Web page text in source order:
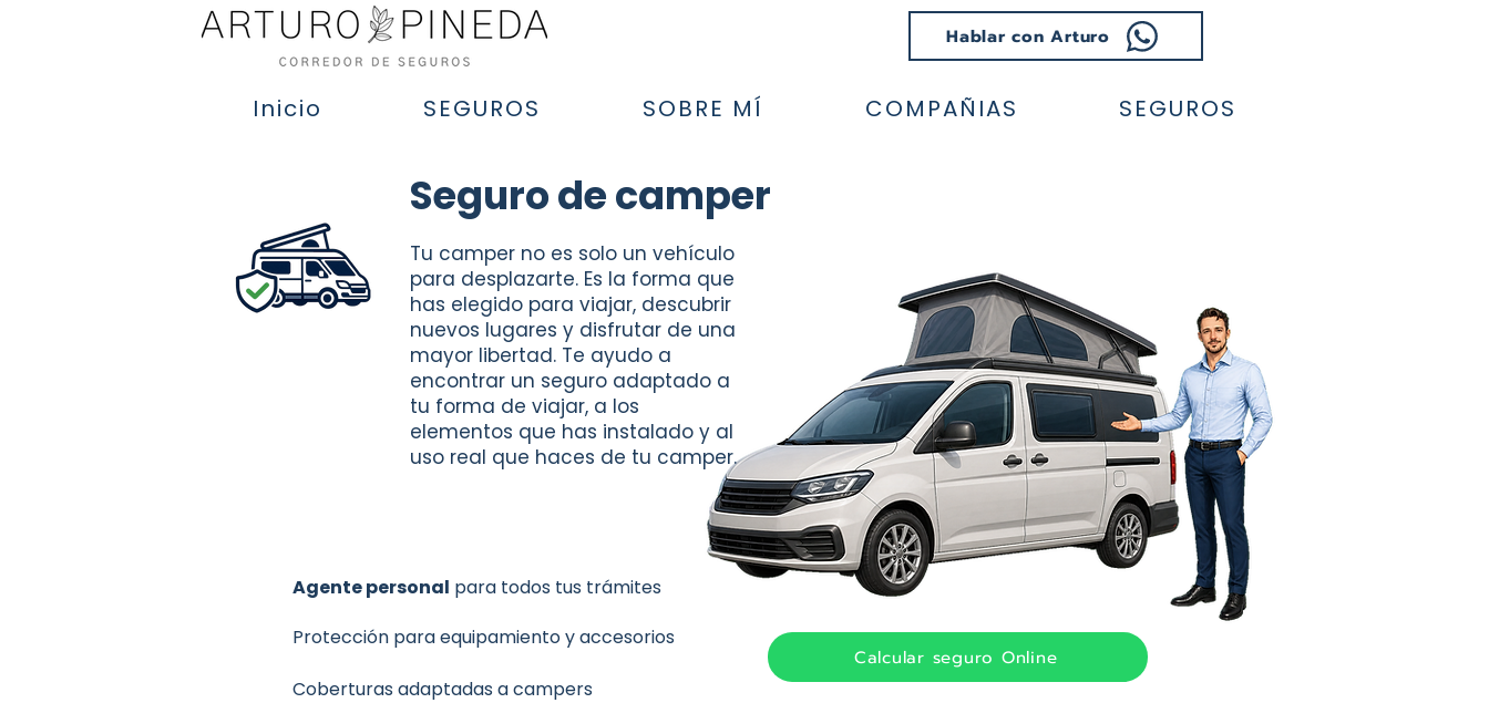
Hablar con Arturo
Inicio SEGUROS SOBRE MÍ COMPAÑIAS SEGUROS
Calcular seguro Online
Tu camper no es solo un vehículo
para desplazarte. Es la forma que
has elegido para viajar, descubrir
nuevos lugares y disfrutar de una
mayor libertad. Te ayudo a
encontrar un seguro adaptado a
tu forma de viajar, a los
elementos que has instalado y al
uso real que haces de tu camper.
Seguro de camper
Agente personal para todos tus trámites
Protección para equipamiento y accesorios
Coberturas adaptadas a campers